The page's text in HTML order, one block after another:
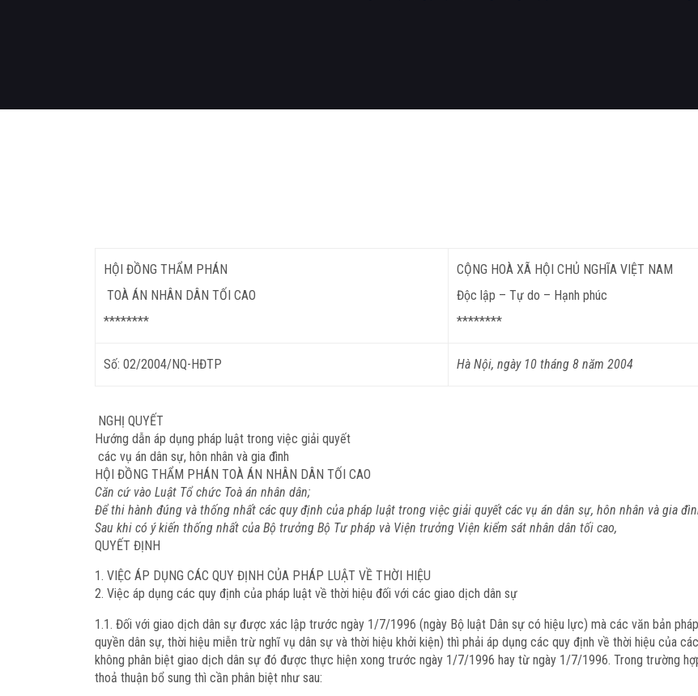
HỘI ĐỒNG THẨM PHÁN
TOÀ ÁN NHÂN DÂN TỐI CAO
********
CỘNG HOÀ XÃ HỘI CHỦ NGHĨA VIỆT NAM
Độc lập – Tự do – Hạnh phúc
********
Số: 02/2004/NQ-HĐTP Hà Nội, ngày 10 tháng 8 năm 2004
NGHỊ QUYẾT
Hướng dẫn áp dụng pháp luật trong việc giải quyết
các vụ án dân sự, hôn nhân và gia đình
HỘI ĐỒNG THẨM PHÁN TOÀ ÁN NHÂN DÂN TỐI CAO
Căn cứ vào Luật Tổ chức Toà án nhân dân;
Để thi hành đúng và thống nhất các quy định của pháp luật trong việc giải quyết các vụ án dân sự, hôn nhân và gia
Sau khi có ý kiến thống nhất của Bộ trưởng Bộ Tư pháp và Viện trưởng Viện kiểm sát nhân dân tối cao,
QUYẾT ĐỊNH
VIỆC ÁP DỤNG CÁC QUY ĐỊNH CỦA PHÁP LUẬT VỀ THỜI HIỆU
Việc áp dụng các quy định của pháp luật về thời hiệu đối với các giao dịch dân sự
1.1. Đối với giao dịch dân sự được xác lập trước ngày 1/7/1996 (ngày Bộ luật Dân sự có hiệu lực) mà các văn bản
quyền dân sự, thời hiệu miễn trừ nghĩ vụ dân sự và thời hiệu khởi kiện) thì phải áp dụng các quy định về thời hiệu của
không phân biệt giao dịch dân sự đó được thực hiện xong trước ngày 1/7/1996 hay từ ngày 1/7/1996. Trong trường
thoả thuận bổ sung thì cần phân biệt như sau: